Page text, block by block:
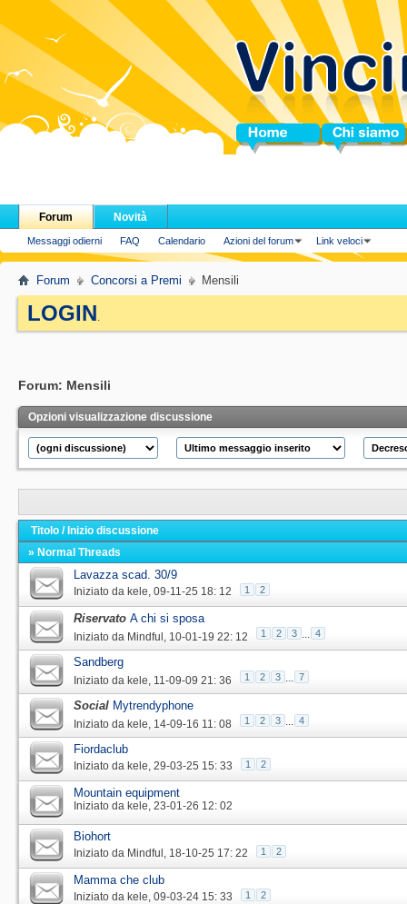
Home Chi siamo
Forum
Messaggi odierni FAQ Calendario Azioni del forum Link veloci
Novità
Forum Concorsi a Premi Mensili
LOGIN.
Forum: Mensili
Opzioni visualizzazione discussione
Titolo /Inizio discussione
» Normal Threads
Lavazza scad. 30/9
Iniziato da kele‎, 09-11-25 18: 12 1 2
Riservato A chi si sposa
Iniziato da Mindful‎, 10-01-19 22: 12 1 2 3 ... 4
Sandberg
Iniziato da kele‎, 11-09-09 21: 36 1 2 3 ... 7
Social Mytrendyphone
Iniziato da kele‎, 14-09-16 11: 08 1 2 3 ... 4
Fiordaclub
Iniziato da kele‎, 29-03-25 15: 33 1 2
Mountain equipment
Iniziato da kele‎, 23-01-26 12: 02
Biohort
Iniziato da Mindful‎, 18-10-25 17: 22 1 2
Mamma che club
Iniziato da kele‎, 09-03-24 15: 33 1 2